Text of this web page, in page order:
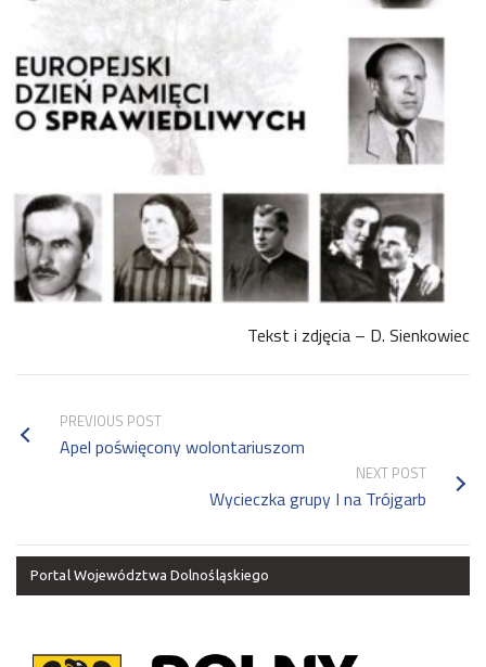
Tekst i zdjęcia – D. Sienkowiec
PREVIOUS POST
Apel poświęcony wolontariuszom
NEXT POST
Wycieczka grupy I na Trójgarb
Portal Województwa Dolnośląskiego